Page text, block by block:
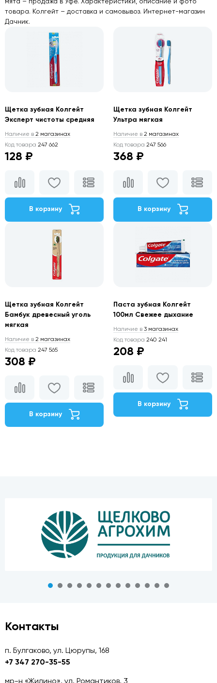
товара. Колгейт – доставка и самовывоз. Интернет-магазин
Дачник.
Щетка зубная Колгейт
Эксперт чистоты средняя
Наличие в 2 магазинах
Код товара 247 662
128 ₽
В корзину
Щетка зубная Колгейт
Ультра мягкая
Наличие в 2 магазинах
Код товара 247 566
368 ₽
В корзину
Щетка зубная Колгейт
Бамбук древесный уголь
мягкая
Наличие в 2 магазинах
Код товара 247 565
308 ₽
В корзину
Паста зубная Колгейт
100мл Свежее дыхание
Наличие в 3 магазинах
Код товара 240 241
208 ₽
В корзину
Контакты
п. Булгаково, ул. Цюрупы, 168
+7 347 270-35-55
мр-н «Жилино», ул. Романтиков, 3